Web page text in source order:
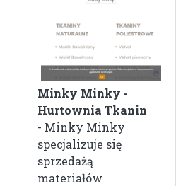
Minky Minky -
Hurtownia Tkanin
- Minky Minky
specjalizuje się
sprzedażą
materiałów